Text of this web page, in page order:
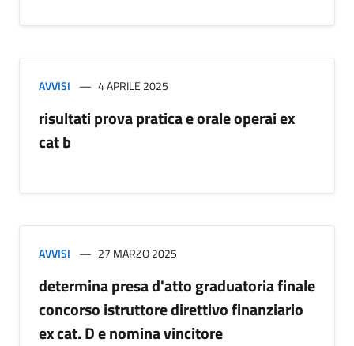
AVVISI 4 APRILE 2025
risultati prova pratica e orale operai ex
cat b
AVVISI 27 MARZO 2025
determina presa d'atto graduatoria finale
concorso istruttore direttivo finanziario
ex cat. D e nomina vincitore